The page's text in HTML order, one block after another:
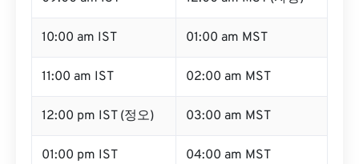
10:00 am IST 01:00 am MST
11:00 am IST 02:00 am MST
12:00 pm IST (정오) 03:00 am MST
01:00 pm IST 04:00 am MST